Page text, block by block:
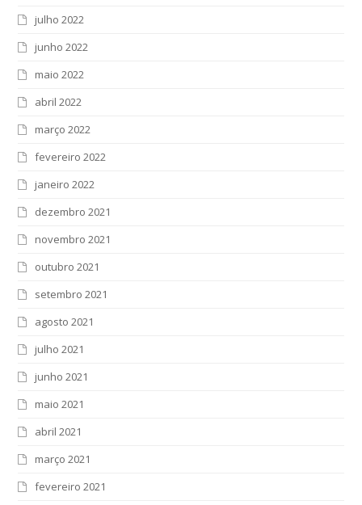
julho 2022
junho 2022
maio 2022
abril 2022
março 2022
fevereiro 2022
janeiro 2022
dezembro 2021
novembro 2021
outubro 2021
setembro 2021
agosto 2021
julho 2021
junho 2021
maio 2021
abril 2021
março 2021
fevereiro 2021